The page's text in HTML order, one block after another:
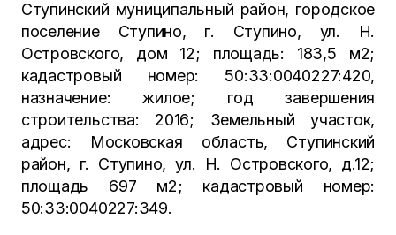
Ступинский муниципальный район, городское
поселение Ступино, г. Ступино, ул. Н.
Островского, дом 12; площадь: 183,5 м2;
кадастровый номер: 50:33:0040227:420,
назначение: жилое; год завершения
строительства: 2016; Земельный участок,
адрес: Московская область, Ступинский
район, г. Ступино, ул. Н. Островского, д.12;
площадь 697 м2; кадастровый номер:
50:33:0040227:349.